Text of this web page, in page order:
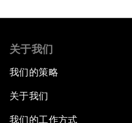
关于我们
我们的策略
关于我们
我们的工作方式